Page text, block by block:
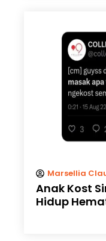
Marsellia
Anak Kost
Hidup